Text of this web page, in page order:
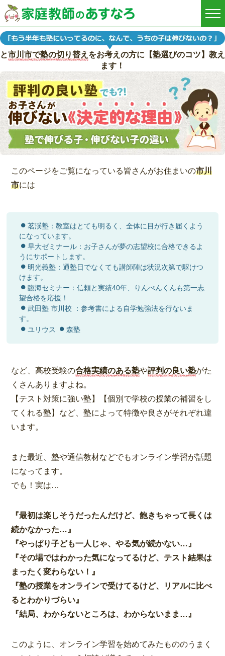
と市川市で塾の切り替え をお考えの方に【塾選びのコツ】教え
ます！
このページをご覧になっている皆さんがお住まいの市川
市には
茗渓塾：教室はとても明るく、全体に目が行き届くよう
になっています。
早大ゼミナール：お子さんが夢の志望校に合格できるよ
うにサポートします。
明光義塾：通塾日でなくても講師陣は状況次第で駆けつ
けます。
臨海セミナー：信頼と実績40年、りんぺんくんも第一志
望合格を応援！
武田塾 市川校 ：参考書による自学勉強法を行ないま
す。
ユリウス
森塾
など、高校受験の合格実績のある塾や評判の良い塾がた
くさんありますよね。
【テスト対策に強い塾】【個別で学校の授業の補習をし
てくれる塾】など、塾によって特徴や良さがそれぞれ違
います。
また最近、塾や通信教材などでもオンライン学習が話題
になってます。
でも！実は…
『最初は楽しそうだったんだけど、飽きちゃって長くは
続かなかった…』
『やっぱり子ども一人じゃ、やる気が続かない…』
『その場ではわかった気になってるけど、テスト結果は
まったく変わらない！』
『塾の授業をオンラインで受けてるけど、リアルに比べ
るとわかりづらい』
『結局、わからないところは、わからないまま…』
このように、オンライン学習を始めてみたもののうまく